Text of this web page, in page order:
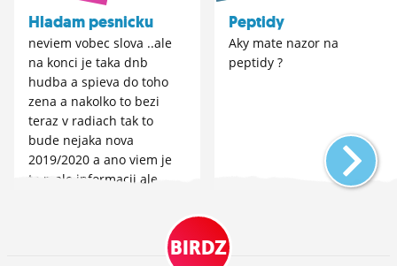
Hladam pesnicku
neviem vobec slova ..ale
na konci je taka dnb
hudba a spieva do toho
zena a nakolko to bezi
teraz v radiach tak to
bude nejaka nova
2019/2020 a ano viem je
to malo informacii ale
Peptidy
Aky mate nazor na
peptidy ?
BIRDZ